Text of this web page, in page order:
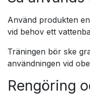
Använd produkten
vid behov ett
Träningen bör ske
användningen vid
Rengöring